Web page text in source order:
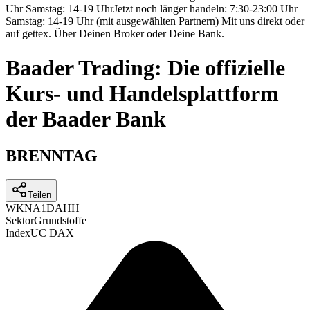
Uhr Samstag: 14-19 UhrJetzt noch länger handeln: 7:30-23:00 Uhr
Samstag: 14-19 Uhr (mit ausgewählten Partnern) Mit uns direkt oder
auf gettex. Über Deinen Broker oder Deine Bank.
Baader Trading: Die offizielle
Kurs- und Handelsplattform
der Baader Bank
BRENNTAG
Teilen
WKNA1DAHH
SektorGrundstoffe
IndexUC DAX